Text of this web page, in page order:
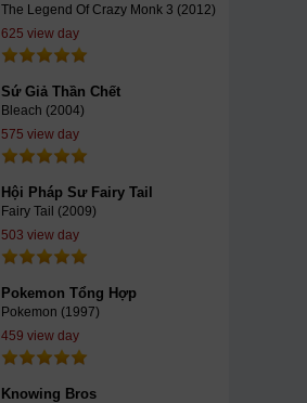
The Legend Of Crazy Monk 3 (2012)
625 view day
Sứ Giả Thần Chết
Bleach (2004)
575 view day
Hội Pháp Sư Fairy Tail
Fairy Tail (2009)
503 view day
Pokemon Tổng Hợp
Pokemon (1997)
459 view day
Knowing Bros